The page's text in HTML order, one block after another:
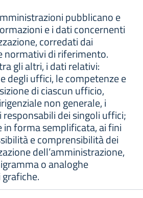
pubblicano e
e i dati concernenti
corredati dai
normativi di riferimento.
gli altri, i dati relativi:
degli uffici, le competenze e
di ciascun ufficio,
non generale, i
dei singoli uffici;
in forma semplificata, ai fini
e comprensibilità dei
dell’amministrazione,
o analoghe